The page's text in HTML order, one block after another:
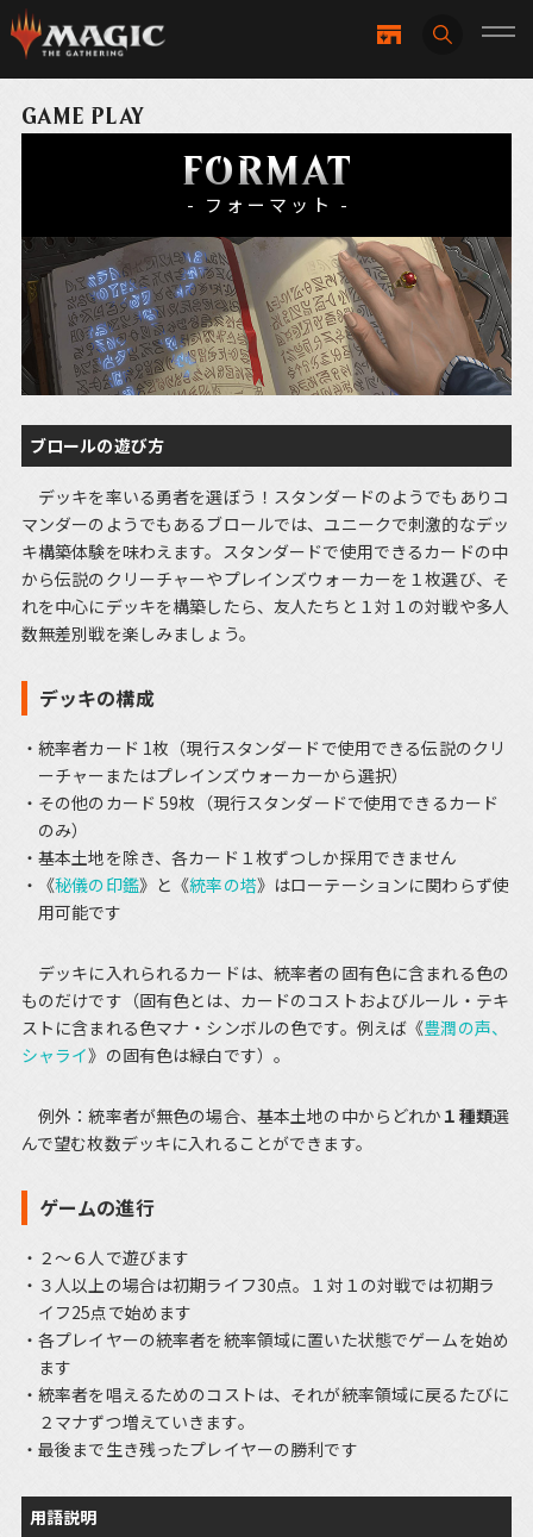
GAME PLAY
FORMAT
- フォーマット -
ブロールの遊び方
デッキを率いる勇者を選ぼう！スタンダードのようでもありコ
マンダーのようでもあるブロールでは、ユニークで刺激的なデッ
キ構築体験を味わえます。スタンダードで使用できるカードの中
から伝説のクリーチャーやプレインズウォーカーを１枚選び、そ
れを中心にデッキを構築したら、友人たちと１対１の対戦や多人
数無差別戦を楽しみましょう。
デッキの構成
統率者カード 1枚（現行スタンダードで使用できる伝説のクリ
ーチャーまたはプレインズウォーカーから選択）
その他のカード 59枚（現行スタンダードで使用できるカード
のみ）
基本土地を除き、各カード１枚ずつしか採用できません
《秘儀の印鑑》と《統率の塔》はローテーションに関わらず使
用可能です
デッキに入れられるカードは、統率者の固有色に含まれる色の
ものだけです（固有色とは、カードのコストおよびルール・テキ
ストに含まれる色マナ・シンボルの色です。例えば《豊潤の声、
シャライ》の固有色は緑白です）。
例外：統率者が無色の場合、基本土地の中からどれか １種類選
んで望む枚数デッキに入れることができます。
ゲームの進行
２～６人で遊びます
３人以上の場合は初期ライフ30点。１対１の対戦では初期ラ
イフ25点で始めます
各プレイヤーの統率者を統率領域に置いた状態でゲームを始め
ます
統率者を唱えるためのコストは、それが統率領域に戻るたびに
２マナずつ増えていきます。
最後まで生き残ったプレイヤーの勝利です
用語説明